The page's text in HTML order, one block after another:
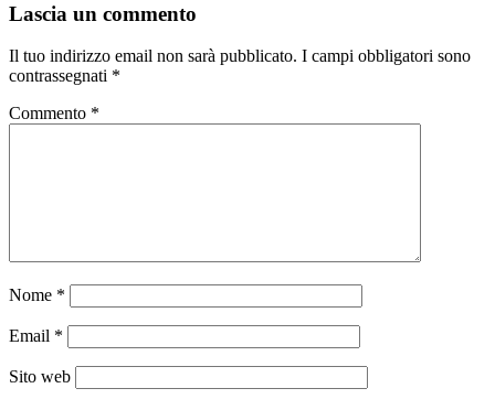
Lascia un commento
Il tuo indirizzo email non sarà pubblicato. I campi obbligatori sono
contrassegnati *
Commento *
Nome *
Email *
Sito web